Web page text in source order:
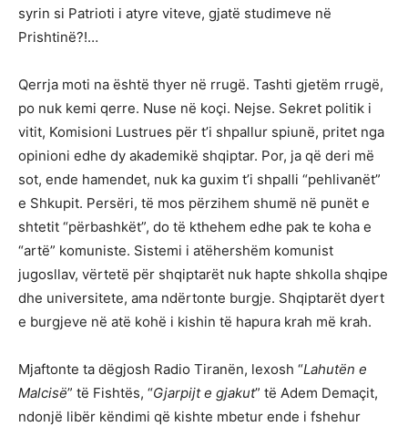
syrin si Patrioti i atyre viteve, gjatë studimeve në
Prishtinë?!…
Qerrja moti na është thyer në rrugë. Tashti gjetëm rrugë,
po nuk kemi qerre. Nuse në koçi. Nejse. Sekret politik i
vitit, Komisioni Lustrues për t’i shpallur spiunë, pritet nga
opinioni edhe dy akademikë shqiptar. Por, ja që deri më
sot, ende hamendet, nuk ka guxim t’i shpalli “pehlivanët”
e Shkupit. Persëri, të mos përzihem shumë në punët e
shtetit “përbashkët”, do të kthehem edhe pak te koha e
“artë” komuniste. Sistemi i atëhershëm komunist
jugosllav, vërtetë për shqiptarët nuk hapte shkolla shqipe
dhe universitete, ama ndërtonte burgje. Shqiptarët dyert
e burgjeve në atë kohë i kishin të hapura krah më krah.
Mjaftonte ta dëgjosh Radio Tiranën, lexosh “Lahutën e
Malcisë” të Fishtës, “Gjarpijt e gjakut” të Adem Demaçit,
ndonjë libër këndimi që kishte mbetur ende i fshehur